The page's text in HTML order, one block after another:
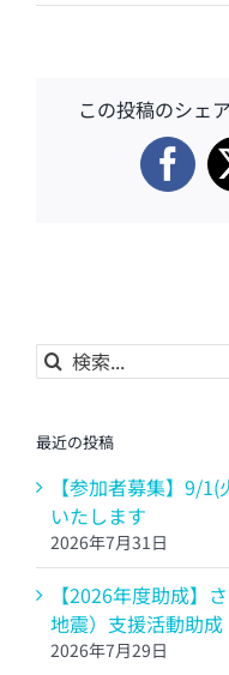
この投稿のシェ
検
索
最近の投稿
【参加者募集】9/
いたします
2026年7月31日
【2026年度助成】
地震）支援活動助成
2026年7月29日